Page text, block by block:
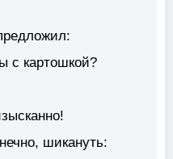
с картошкой?
шикануть: